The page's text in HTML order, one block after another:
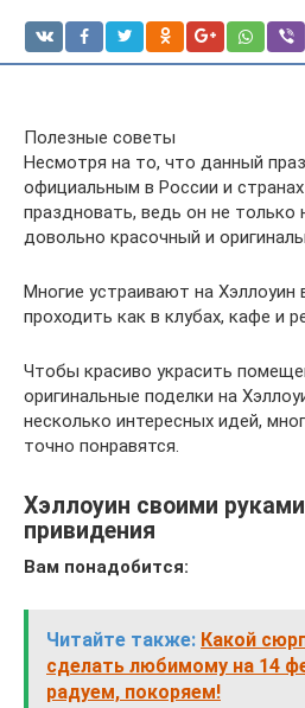
Полезные советы
Несмотря на то, что данный
официальным в России и
праздновать, ведь он не только
довольно красочный и
Многие устраивают на Хэллоуин
проходить как в клубах, кафе и
Чтобы красиво украсить
оригинальные поделки на
несколько интересных идей,
точно понравятся.
Хэллоуин своими
привидения
Вам понадобится:
Читайте также: Какой
сделать любимому на 14
радуем, покоряем!